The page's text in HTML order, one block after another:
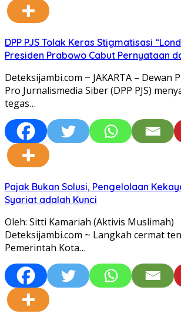
DPP PJS Tolak Keras Stigmatisasi
Presiden Prabowo Cabut Pernyataan
Deteksijambi.com ~ JAKARTA – Dewan
Pro Jurnalismedia Siber (DPP PJS)
tegas…
Pajak Bukan Solusi, Pengelolaan
Syariat adalah Kunci
Oleh: Sitti Kamariah (Aktivis Muslimah)
Deteksijambi.com ~ Langkah cermat
Pemerintah Kota…